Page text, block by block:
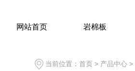
网站首页 岩棉板
当前位置： 首页 > 产品中心 >